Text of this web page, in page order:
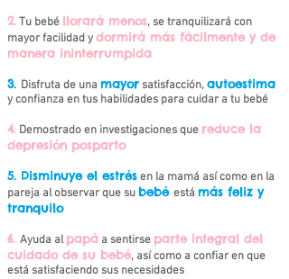
2.Tu bebé llorará menos, se tranquilizará con
mayor facilidad ydormirá más fácilmente y de
manera ininterrumpida
3. Disfruta de una mayor satisfacción,autoestima
y confianza en tus habilidades para cuidar a tu bebé
4. Demostrado en investigaciones que reduce la
depresión posparto
5. Disminuye el estrésen la mamá así como en la
pareja al observar que subebé está más feliz y
tranquilo
6. Ayuda alpapá a sentirse parte integral del
cuidado de su bebé, así como a confiar en que
está satisfaciendo sus necesidades